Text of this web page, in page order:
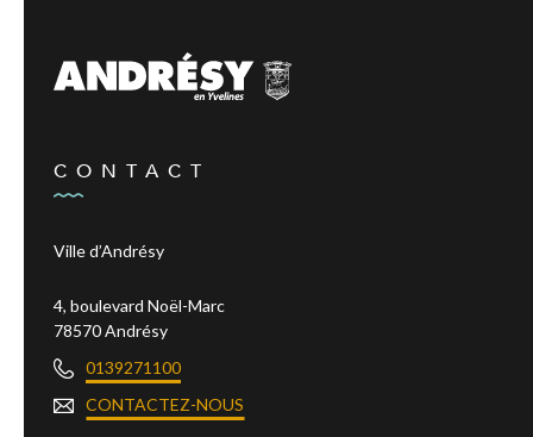
CONTACT
Ville d’Andrésy
4, boulevard Noël-Marc
78570 Andrésy
0139271100
CONTACTEZ-NOUS